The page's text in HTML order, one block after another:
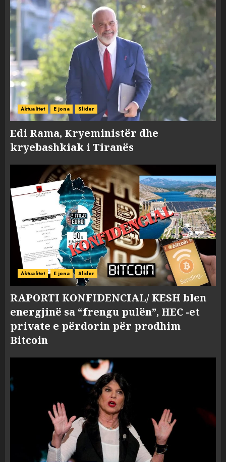
Aktualitet E jona Slider
Edi Rama, Kryeministër dhe
kryebashkiak i Tiranës
Aktualitet E jona Slider
RAPORTI KONFIDENCIAL/ KESH blen
energjinë sa “frengu pulën”, HEC -et
private e përdorin për prodhim
Bitcoin